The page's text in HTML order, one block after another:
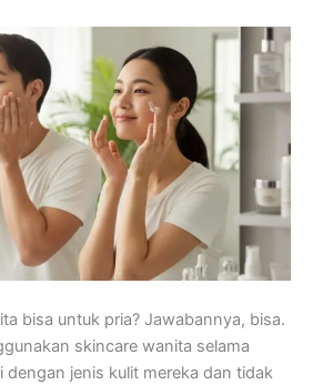
bisa untuk pria? Jawabannya, bisa.
skincare wanita selama
dengan jenis kulit mereka dan tidak